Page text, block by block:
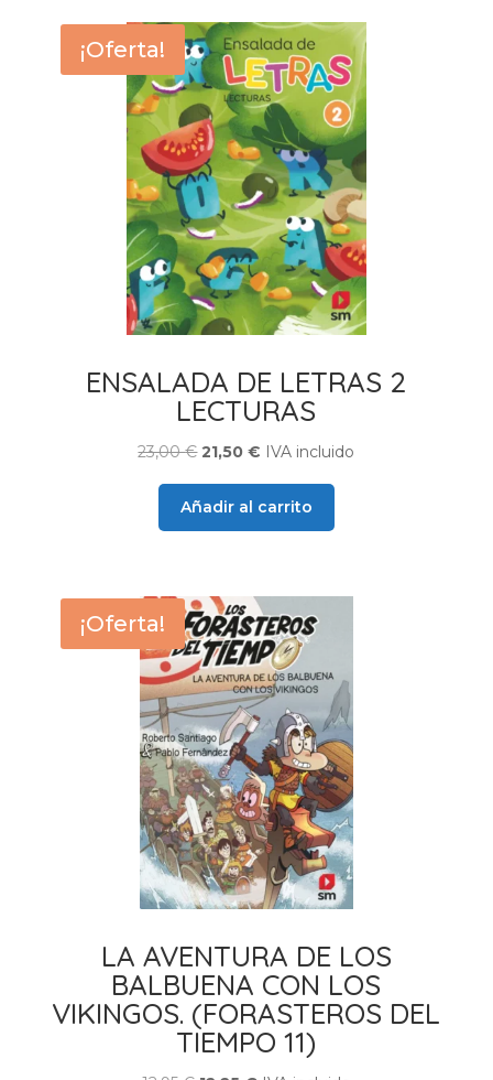
¡Oferta!
ENSALADA DE LETRAS 2
LECTURAS
23,00€El
original
era:
21,50€ El
actual
es:
IVA incluido
Añadir al carrito
¡Oferta!
LA AVENTURA DE LOS
BALBUENA CON LOS
VIKINGOS. (FORASTEROS DEL
TIEMPO 11)